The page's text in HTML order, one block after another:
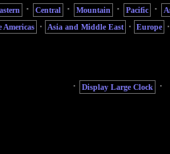
· Central · Mountain · Pacific ·
Americas
· Asia and Middle East · Europe ·
· Display Large Clock ·